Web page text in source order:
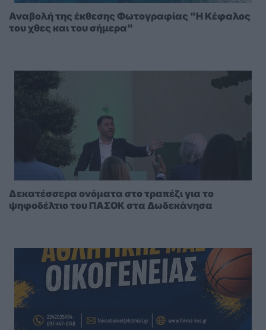
Αναβολή της έκθεσης Φωτογραφίας "Η Κέφαλος
του χθες και του σήμερα"
Δεκατέσσερα ονόματα στο τραπέζι για το
ψηφοδέλτιο του ΠΑΣΟΚ στα Δωδεκάνησα